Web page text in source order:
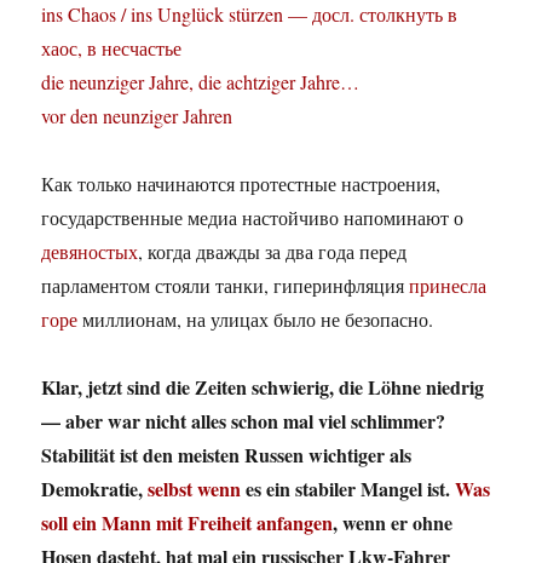
ins Chaos / ins Unglück stürzen — досл. столкнуть в
хаос, в несчастье
die neunziger Jahre, die achtziger Jahre…
vor den neunziger Jahren
Как только начинаются протестные настроения,
государственные медиа настойчиво напоминают о
девяностых, когда дважды за два года перед
парламентом стояли танки, гиперинфляцияпринесла
горемиллионам, на улицах было не безопасно.
Klar, jetzt sind die Zeiten schwierig, die Löhne niedrig
— aber war nicht alles schon mal viel schlimmer?
Stabilität ist den meisten Russen wichtiger als
Demokratie,selbst wennes ein stabiler Mangel ist.Was
soll ein Mann mit Freiheit anfangen, wenn er ohne
Hosen dasteht, hat mal ein russischer Lkw-Fahrer